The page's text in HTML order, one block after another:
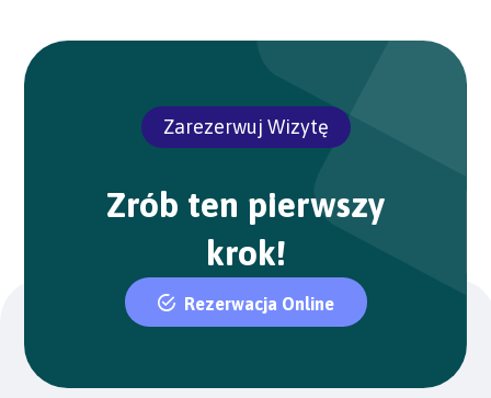
Zarezerwuj Wizytę
Zrób ten pierwszy
krok!
Rezerwacja Online